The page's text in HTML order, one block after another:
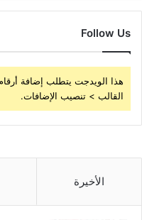
Follow Us
هذا الويدجت يتطلب إضافة
القالب > تنصيب الإضافات.
الأخيرة